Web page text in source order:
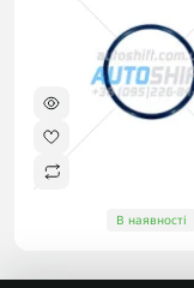
В наявності